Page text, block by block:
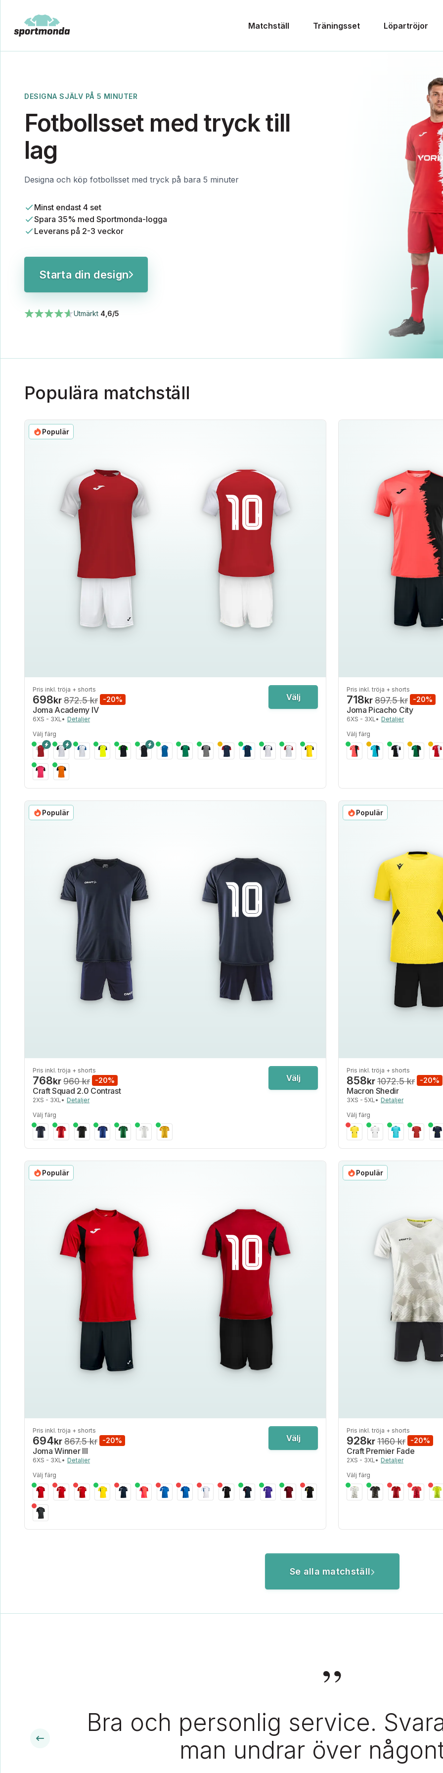
Matchställ Träningsset Löpartröjor
DESIGNA SJÄLV PÅ 5 MINUTER
Fotbollsset med tryck till
lag
Designa och köp fotbollsset med tryck på bara 5 minuter
Minst endast 4 set
Spara 35% med Sportmonda-logga
Leverans på 2-3 veckor
Starta din design
Utmärkt 4,6/5
Populära matchställ
Populär
Pris inkl. tröja + shorts
698kr872.5 kr -20%
Joma Academy IV
6XS - 3XL• Detaljer
Välj
Välj färg
Pris inkl. tröja + shorts
718kr897.5 kr -20%
Joma Picacho City
6XS - 3XL• Detaljer
Välj färg
Populär
Pris inkl. tröja + shorts
768kr960 kr -20%
Craft Squad 2.0 Contrast
2XS - 3XL• Detaljer
Välj
Välj färg
Populär
Pris inkl. tröja + shorts
858kr1072.5 kr -20%
Macron Shedir
3XS - 5XL• Detaljer
Välj färg
Populär
Pris inkl. tröja + shorts
694kr867.5 kr -20%
Joma Winner III
6XS - 3XL• Detaljer
Välj
Välj färg
Populär
Pris inkl. tröja + shorts
928kr1160 kr -20%
Craft Premier Fade
2XS - 3XL• Detaljer
Välj färg
Se alla matchställ
”
Bra och personlig service.
man undrar över